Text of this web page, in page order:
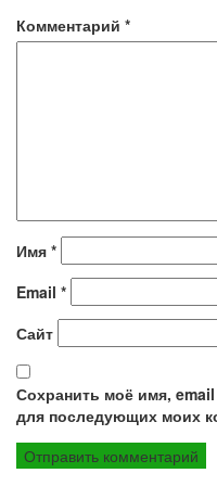
Комментарий *
Имя *
Email *
Сайт
Сохранить моё имя,
для последующих моих